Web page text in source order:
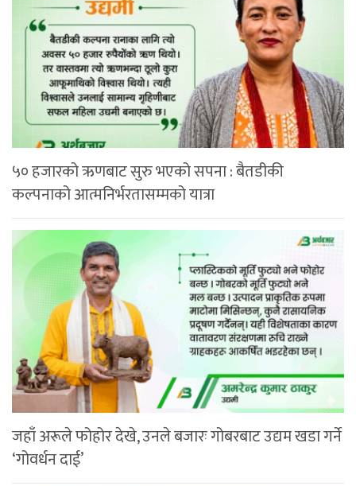
५० हजारको ऋणबाट सुरु भएको सपना : बैतडीकी
कल्पनाको आत्मनिर्भरतासम्मको यात्रा
जहाँ अरूले फोहोर देखे, उनले बजारः गोबरबाट उद्यम खडा गर्ने
‘गोवर्धन दाई’